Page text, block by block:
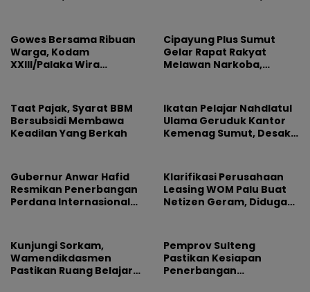
Gowes Bersama Ribuan
Warga, Kodam
XXIII/Palaka Wira
Cipayung Plus Sumut
Gelar Rapat Rakyat
Melawan Narkoba,
Taat Pajak, Syarat BBM
Bersubsidi Membawa
Keadilan Yang Berkah
Ikatan Pelajar Nahdlatul
Ulama Geruduk Kantor
Kemenag Sumut, Desak
Jual Beli Jabatan
Gubernur Anwar Hafid
Resmikan Penerbangan
Perdana Internasional
Klarifikasi Perusahaan
Leasing WOM Palu Buat
Netizen Geram, Diduga
Kunjungi Sorkam,
Wamendikdasmen
Pastikan Ruang Belajar
Pemprov Sulteng
Pastikan Kesiapan
Penerbangan